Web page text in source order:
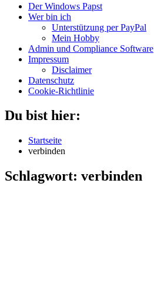
Der Windows Papst
Wer bin ich
Unterstützung per PayPal
Mein Hobby
Admin und Compliance Software
Impressum
Disclaimer
Datenschutz
Cookie-Richtlinie
Du bist hier:
Startseite
verbinden
Schlagwort: verbinden